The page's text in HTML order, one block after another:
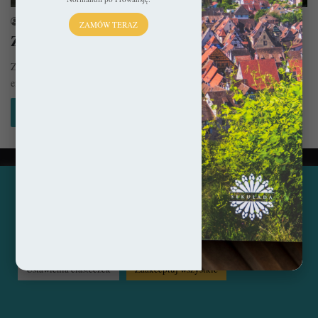
7 czerwca 2015
Zamek Pfalzgrafenstein – Titanic Renu
Zamek Pfalzgrafenstein Zamek Pfalzgrafenstein – nazwa to dość
enigmatyczna na pierwszy rzut oka, jednak ma ona swój sens! Pfalz to…
© Copyright 2014 - 2026, All Rights Reserved by sekulada.com
PinterestInstagram
Ta strona korzysta z ciasteczek, aby świadczyć usługi na
najwyższym poziomie. Klikając opcję "Zaakceptuj wszystkie"
zgadzasz się na użycie wszystkich ciasteczek. Możesz również
przejść do "Ustawień Ciasteczek", aby zgodzić się tylko na
Czytaj więcej...
Ustawienia ciasteczek Zaakceptuj wszystkie
ZAMÓW TERAZ